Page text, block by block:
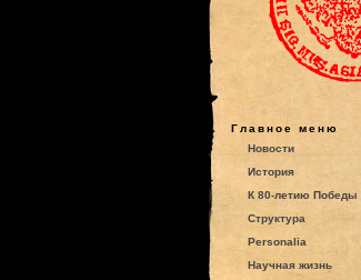
Главное меню
Новости
История
К 80-летию Победы
Структура
Personalia
Научная жизнь